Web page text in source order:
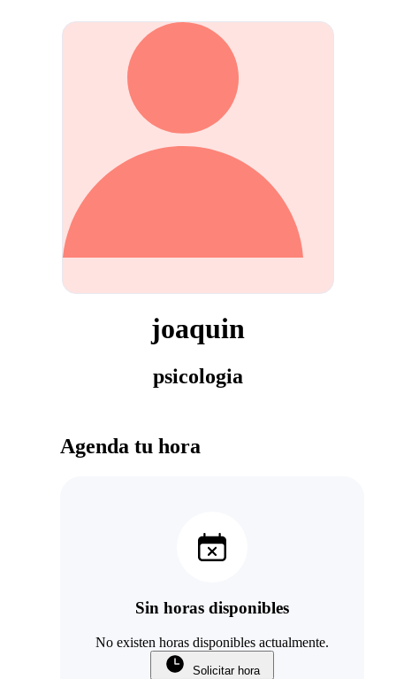
joaquin
psicologia
Agenda tu hora
Sin horas disponibles
No existen horas disponibles actualmente.
Solicitar hora